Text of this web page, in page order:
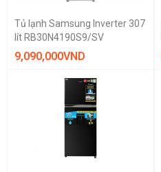
Tủ lạnh Samsung Inverter 307
lít RB30N4190S9/SV
9,090,000VND
Ngăn cấp
đông mềm